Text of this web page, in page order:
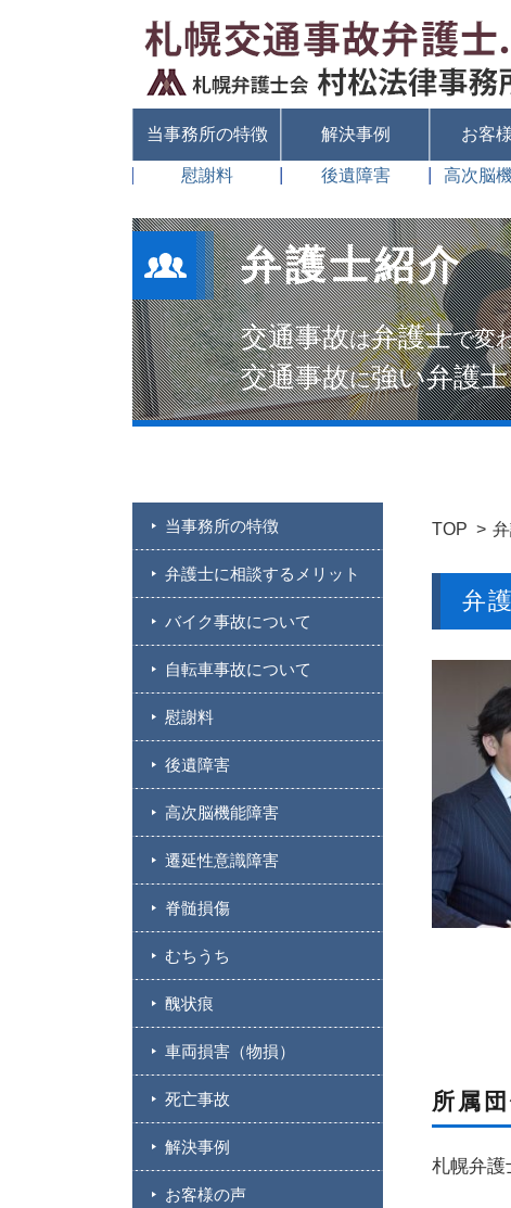
当事務所の特徴 解決事例 お客
慰謝料 後遺障害 高次脳
弁護士紹介
交通事故は弁護士で変
交通事故に強い弁護士
TOP
弁
所属
札幌弁
当事務所の特徴
弁護士に相談するメリット
バイク事故について
自転車事故について
慰謝料
後遺障害
高次脳機能障害
遷延性意識障害
脊髄損傷
むちうち
醜状痕
車両損害（物損）
死亡事故
解決事例
お客様の声